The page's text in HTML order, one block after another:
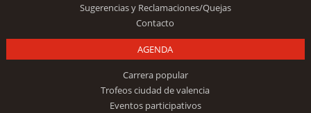
Sugerencias y Reclamaciones/Quejas
Contacto
AGENDA
Carrera popular
Trofeos ciudad de valencia
Eventos participativos